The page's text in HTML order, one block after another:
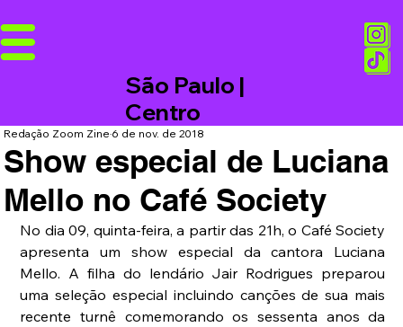
São Paulo |
Centro
Show especial de Luciana
Mello no Café Society
Redação Zoom Zine6 de nov. de 2018
No dia 09, quinta-feira, a partir das 21h, o Café Society
apresenta um show especial da cantora Luciana
Mello. A filha do lendário Jair Rodrigues preparou
uma seleção especial incluindo canções de sua mais
recente turnê comemorando os sessenta anos da